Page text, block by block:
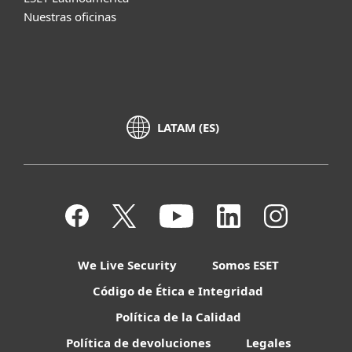
Nuestras oficinas
LATAM (ES)
We Live Security
Somos ESET
Código de Ética e Integridad
Política de la Calidad
Política de devoluciones
Legales